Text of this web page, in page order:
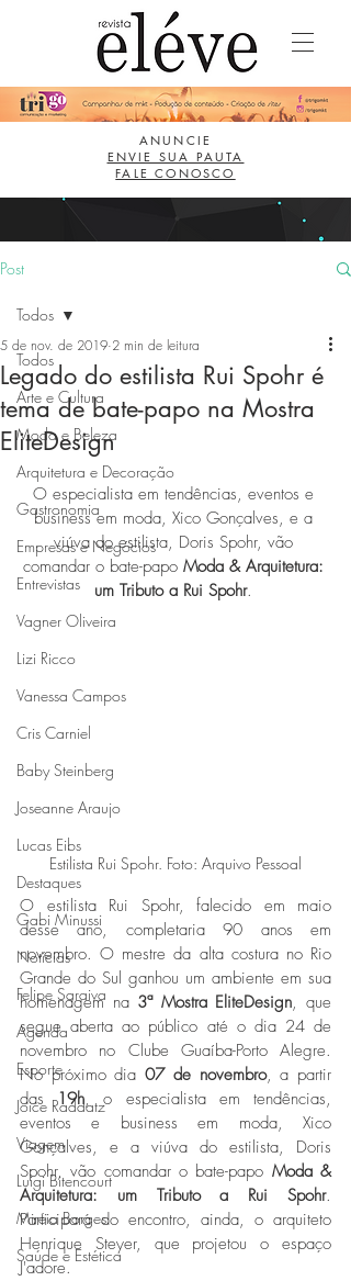
ANUNCIE
ENVIE SUA PAUTA
FALE CONOSCO
Post
Todos
Arte e Cultura
Moda e Beleza
Arquitetura e Decoração
Gastronomia
Empresas e Negócios
Entrevistas
Vagner Oliveira
Lizi Ricco
Vanessa Campos
Cris Carniel
Baby Steinberg
Joseanne Araujo
Lucas Eibs
Destaques
Gabi Minussi
Notícias
Felipe Saraiva
Agenda
Esporte
Joice Raddatz
Viagem
Luigi Bitencourt
Miréia Borges
Saúde e Estética
Todos
Legado do estilista Rui Spohr é
tema de bate-papo na Mostra
EliteDesign
5 de nov. de 2019 2 min de leitura
O especialista em tendências, eventos e
business em moda, Xico Gonçalves, e a
viúva do estilista, Doris Spohr, vão
comandar o bate-papo Moda & Arquitetura:
um Tributo a Rui Spohr.
Estilista Rui Spohr. Foto: Arquivo Pessoal
O estilista Rui Spohr, falecido em maio
desse ano, completaria 90 anos em
novembro. O mestre da alta costura no Rio
Grande do Sul ganhou um ambiente em sua
homenagem na 3ª Mostra EliteDesign, que
segue aberta ao público até o dia 24 de
novembro no Clube Guaíba-Porto Alegre.
No próximo dia 07 de novembro, a partir
das 19h, o especialista em tendências,
eventos e business em moda, Xico
Gonçalves, e a viúva do estilista, Doris
Spohr, vão comandar o bate-papo Moda &
Arquitetura: um Tributo a Rui Spohr.
Participará do encontro, ainda, o arquiteto
Henrique Steyer, que projetou o espaço
J'adore.